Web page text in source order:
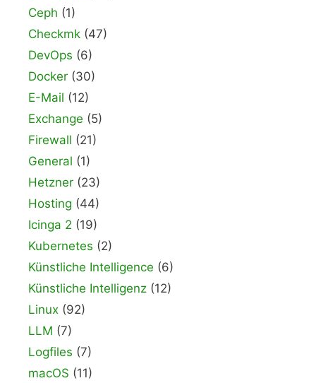
Ceph (1)
Checkmk (47)
DevOps (6)
Docker (30)
E-Mail (12)
Exchange (5)
Firewall (21)
General (1)
Hetzner (23)
Hosting (44)
Icinga 2 (19)
Kubernetes (2)
Künstliche Intelligence (6)
Künstliche Intelligenz (12)
Linux (92)
LLM (7)
Logfiles (7)
macOS (11)